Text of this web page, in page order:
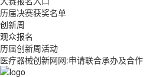
历届决赛获奖名单
创新周
观众报名
历届创新周活动
医疗器械创新网网:申请联合承办及合作